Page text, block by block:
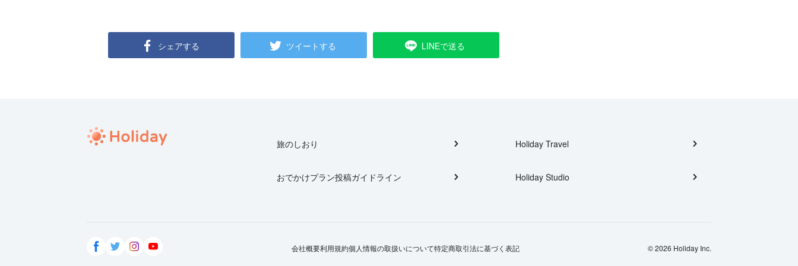
シェアする ツイートする LINEで送る
旅のしおり
おでかけプラン投稿ガイドライン
Holiday Travel
Holiday Studio
会社概要利用規約個人情報の取扱いについて特定商取引法に基づく表記 © 2026 Holiday Inc.